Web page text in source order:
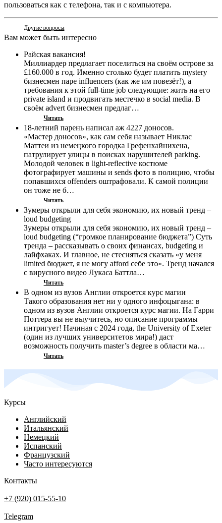
пользоваться как с телефона, так и с компьютера.
Другие вопросы
Вам может быть интересно
Райская вакансия!
Миллиардер предлагает поселиться на своём острове за
£160.000 в год. Именно столько будет платить mystery
бизнесмен паре influencers (как же им повезёт!), а
требования к этой full-time job следующие: жить на его
private island и продвигать местечко в social media. В
своём advert бизнесмен предлаг…
Читать
18-летний парень написал аж 4227 доносов.
«Мастер доносов», как сам себя называет Никлас
Маттеи из немецкого городка Грефенхайнихена,
патрулирует улицы в поисках нарушителей parking.
Молодой человек в light-reflective костюме
фотографирует машины и sends фото в полицию, чтобы
попавшихся offenders оштрафовали. К самой полиции
он тоже не б…
Читать
Зумеры открыли для себя экономию, их новый тренд –
loud budgeting
Зумеры открыли для себя экономию, их новый тренд –
loud budgeting (“громкое планирование бюджета”) Суть
тренда – рассказывать о своих финансах, budgeting и
лайфхаках. И главное, не стесняться сказать «у меня
limited бюджет, я не могу afford себе это». Тренд начался
с вирусного видео Лукаса Баттла…
Читать
В одном из вузов Англии откроется курс магии
Такого образования нет ни у одного инфоцыгана: в
одном из вузов Англии откроется курс магии. На Гарри
Поттера вы не выучитесь, но описание программы
интригует! Начиная с 2024 года, the University of Exeter
(один из лучших университетов мира!) даст
возможность получить master’s degree в области ма…
Читать
Курсы
Английский
Итальянский
Немецкий
Испанский
Французский
Часто интересуются
Контакты
+7 (920) 015-55-10
Telegram